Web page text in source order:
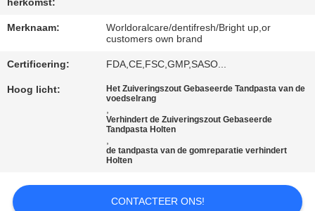
OM
EEN
PRIVACYBELEID
herkomst:
Merknaam:
Worldoralcare/dentifresh/Bright up,or
customers own brand
Certificering: FDA,CE,FSC,GMP,SASO...
Hoog licht:
Het Zuiveringszout Gebaseerde Tandpasta van de
voedselrang
,
Verhindert de Zuiveringszout Gebaseerde
Tandpasta Holten
,
de tandpasta van de gomreparatie verhindert
Holten
CONTACTEER ONS!